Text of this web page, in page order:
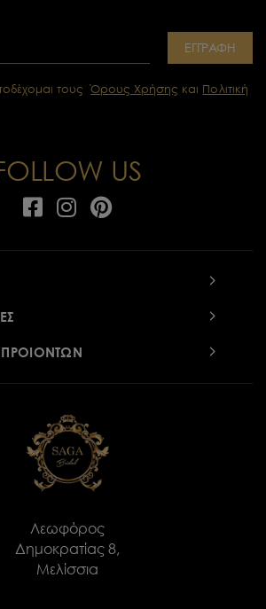
ΕΓΓΡΑΦΗ
τουςΌρους Χρήσης και Πολιτική
US
ΠΡΟΙΟΝΤΩΝ
Λεωφόρος
Δημοκρατίας 8,
Μελίσσια